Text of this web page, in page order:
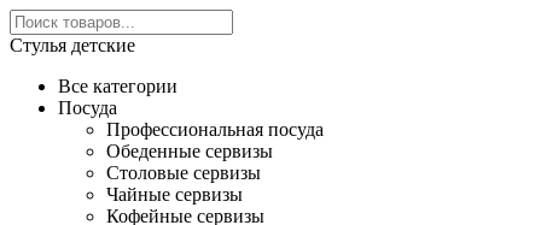
Стулья детские
Все категории
Посуда
Профессиональная посуда
Обеденные сервизы
Столовые сервизы
Чайные сервизы
Кофейные сервизы